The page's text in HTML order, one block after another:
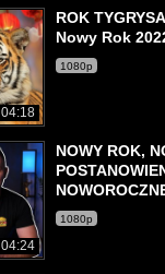
04:18
ROK
Nowy Rok
1080p
04:24
NOWY ROK,
1080p